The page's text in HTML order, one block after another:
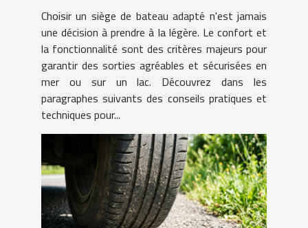
fonctionnalité?
Choisir un siège de bateau adapté n'est jamais
une décision à prendre à la légère. Le confort et
la fonctionnalité sont des critères majeurs pour
garantir des sorties agréables et sécurisées en
mer ou sur un lac. Découvrez dans les
paragraphes suivants des conseils pratiques et
techniques pour...